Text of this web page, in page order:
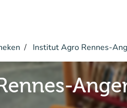
Institut Agro Rennes-